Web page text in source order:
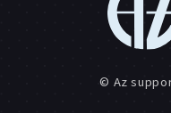
© Az